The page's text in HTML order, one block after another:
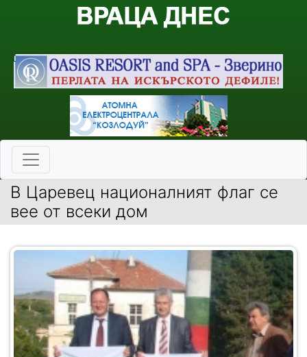
В Царевец националният флаг се
вее от всеки дом